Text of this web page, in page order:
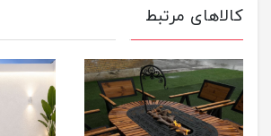
کالاهای مرتبط